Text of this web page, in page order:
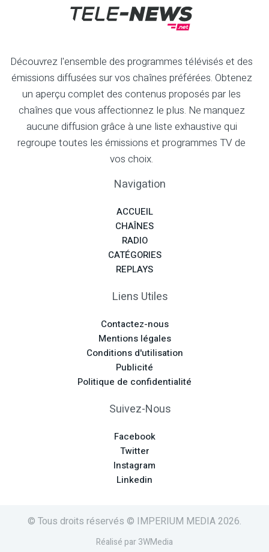
Découvrez l'ensemble des programmes télévisés et des
émissions diffusées sur vos chaînes préférées. Obtenez
un aperçu complet des contenus proposés par les
chaînes que vous affectionnez le plus. Ne manquez
aucune diffusion grâce à une liste exhaustive qui
regroupe toutes les émissions et programmes TV de
vos choix.
Navigation
ACCUEIL
CHAÎNES
RADIO
CATÉGORIES
REPLAYS
Liens Utiles
Contactez-nous
Mentions légales
Conditions d'utilisation
Publicité
Politique de confidentialité
Suivez-Nous
Facebook
Twitter
Instagram
Linkedin
© Tous droits réservés © IMPERIUM MEDIA 2026.
Réalisé par 3WMedia